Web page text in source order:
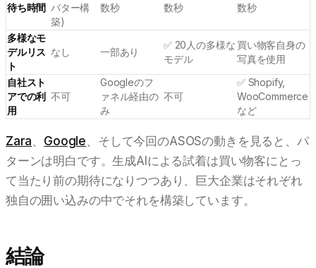
待ち時間 バター構
築)
数秒 数秒 数秒
多様なモ
デルリス
ト
なし 一部あり
✅ 20人の多様な
モデル
買い物客自身の
写真を使用
自社スト
アでの利
用
不可
Googleのフ
ァネル経由の
み
不可
✅ Shopify,
WooCommerce
など
Zara Google 、そして今回のASOSの動きを見ると、パ
ターンは明白です。生成AIによる試着は買い物客にとっ
て当たり前の期待になりつつあり、巨大企業はそれぞれ
独自の囲い込みの中でそれを構築しています。
結論